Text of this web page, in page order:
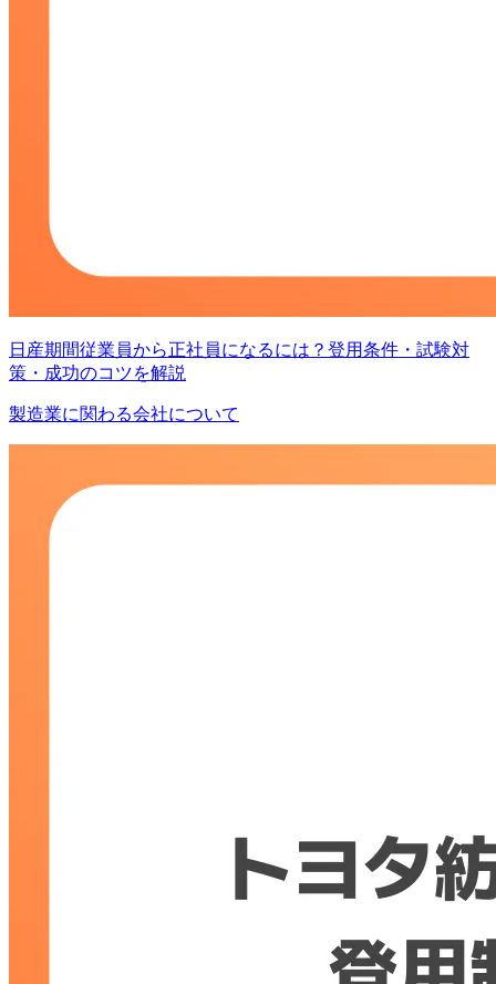
日産期間従業員から正社員になるには？登用条件・試験対
策・成功のコツを解説
製造業に関わる会社について